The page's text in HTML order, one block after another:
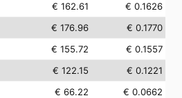
€ 162.61
€ 0.1626
€ 176.96
€ 0.1770
€ 155.72
€ 0.1557
€ 122.15
€ 0.1221
€ 66.22
€ 0.0662